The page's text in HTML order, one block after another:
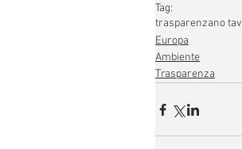
Tag:
trasparenzano tav
Europa
Ambiente
Trasparenza